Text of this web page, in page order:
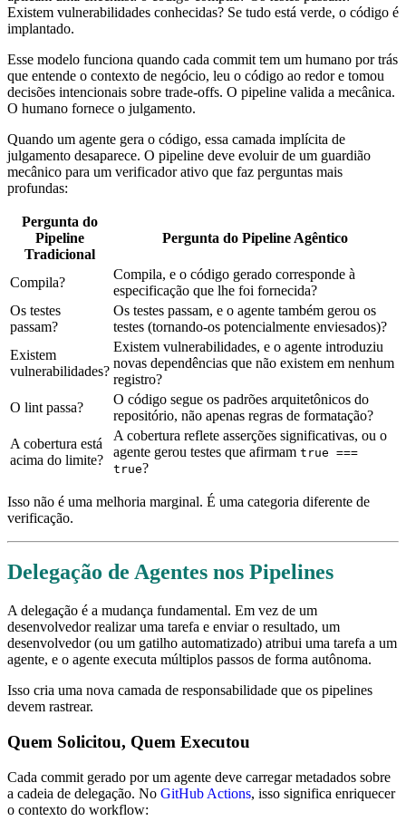
Existem vulnerabilidades conhecidas? Se tudo está verde, o código é
implantado.
Esse modelo funciona quando cada commit tem um humano por trás
que entende o contexto de negócio, leu o código ao redor e tomou
decisões intencionais sobre trade-offs. O pipeline valida a mecânica.
O humano fornece o julgamento.
Quando um agente gera o código, essa camada implícita de
julgamento desaparece. O pipeline deve evoluir de um guardião
mecânico para um verificador ativo que faz perguntas mais
profundas:
Pergunta do
Pipeline
Tradicional
Pergunta do Pipeline Agêntico
Compila?
Compila, e o código gerado corresponde à
especificação que lhe foi fornecida?
Os testes
passam?
Os testes passam, e o agente também gerou os
testes (tornando-os potencialmente enviesados)?
Existem
vulnerabilidades?
Existem vulnerabilidades, e o agente introduziu
novas dependências que não existem em nenhum
registro?
O lint passa?
O código segue os padrões arquitetônicos do
repositório, não apenas regras de formatação?
A cobertura está
acima do limite?
A cobertura reflete asserções significativas, ou o
agente gerou testes que afirmam true ===
true?
Isso não é uma melhoria marginal. É uma categoria diferente de
verificação.
Delegação de Agentes nos Pipelines
A delegação é a mudança fundamental. Em vez de um
desenvolvedor realizar uma tarefa e enviar o resultado, um
desenvolvedor (ou um gatilho automatizado) atribui uma tarefa a um
agente, e o agente executa múltiplos passos de forma autônoma.
Isso cria uma nova camada de responsabilidade que os pipelines
devem rastrear.
Quem Solicitou, Quem Executou
Cada commit gerado por um agente deve carregar metadados sobre
a cadeia de delegação. No GitHub Actions, isso significa enriquecer
o contexto do workflow: